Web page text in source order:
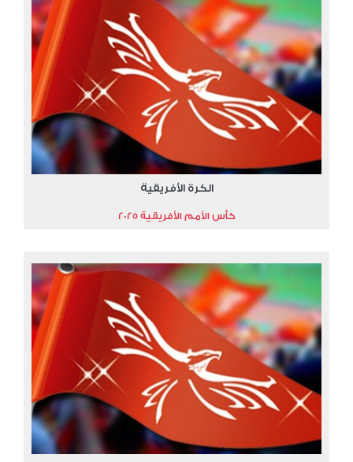
الكرة الأفريقية
كأس الأمم الأفريقية 2025